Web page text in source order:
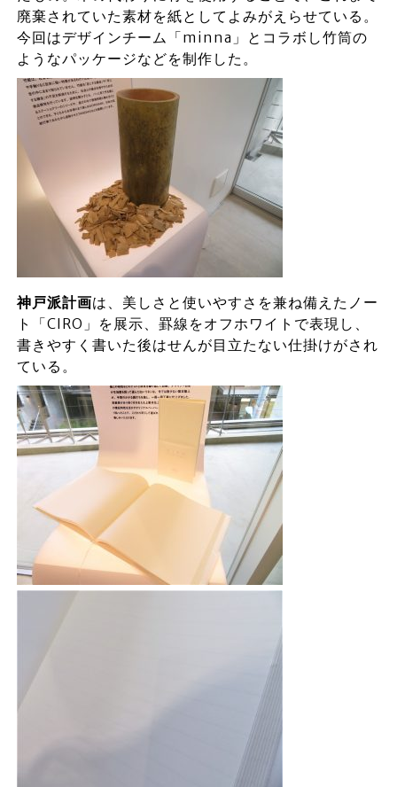
廃棄されていた素材を紙としてよみがえらせている。
今回はデザインチーム「minna」とコラボし竹筒の
ようなパッケージなどを制作した。
神戸派計画は、美しさと使いやすさを兼ね備えたノー
ト「CIRO」を展示、罫線をオフホワイトで表現し、
書きやすく書いた後はせんが目立たない仕掛けがされ
ている。